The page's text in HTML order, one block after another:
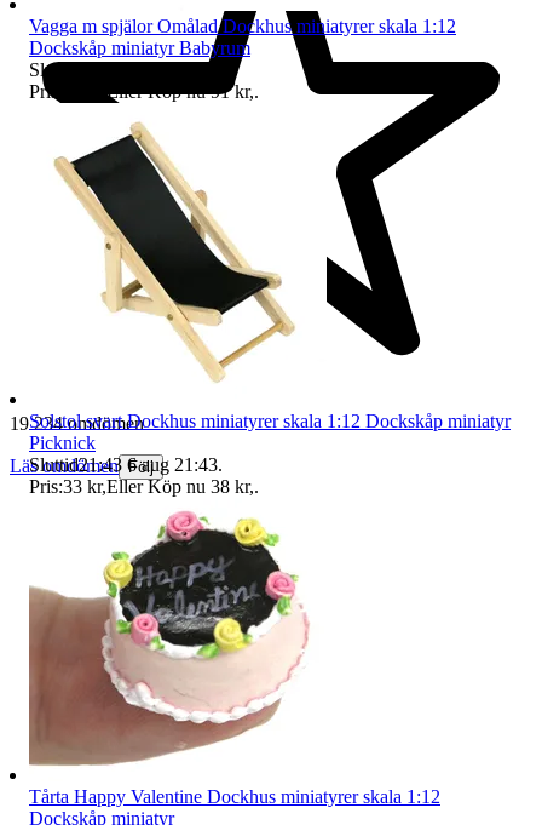
19 234 omdömen
Läs omdömen Följ
Vagga m spjälor Omålad Dockhus miniatyrer skala 1:12
Dockskåp miniatyr Babyrum
Sluttid
Pris:
Eller Köp nu 91 kr,.
Solstol svart Dockhus miniatyrer skala 1:12 Dockskåp miniatyr
Picknick
Sluttid21:43 6 aug 21:43.
Pris:33 kr,Eller Köp nu 38 kr,.
Tårta Happy Valentine Dockhus miniatyrer skala 1:12
Dockskåp miniatyr